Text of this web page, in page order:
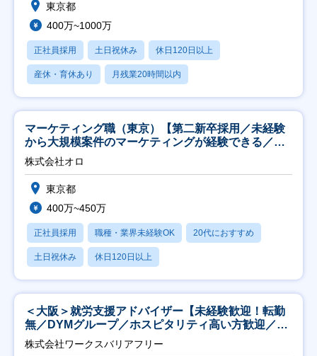
東京都
400万~1000万
正社員採用 土日祝休み 休日120日以上
産休・育休あり 月残業20時間以内
マーケティング職（東京）【第二新卒採用／未経験
から大規模案件のマーケティングが経験できる／研
修充実】
株式会社オロ
東京都
400万~450万
正社員採用 職種・業界未経験OK 20代におすすめ
土日祝休み 休日120日以上
＜大阪＞就労支援アドバイザー【未経験歓迎！転勤
無／DYMグループ／ホスピタリティ高い方歓迎／土
日祝】
株式会社ワークスバリアフリー